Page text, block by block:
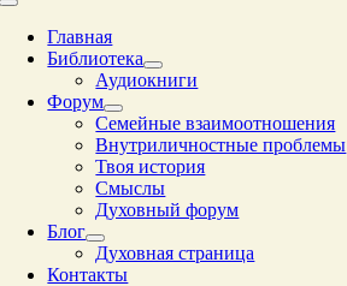
Переключение
навигацииГлавная
Библиотека
Аудиокниги
Форум
Семейные взаимоотношения
Внутриличностные проблемы
Твоя история
Смыслы
Духовный форум
Блог
Духовная страница
Контакты